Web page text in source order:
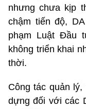
nhưng chưa kịp
chậm tiến độ,
phạm Luật Đầu
không triển khai
thời.
Công tác quản
dựng đối với các